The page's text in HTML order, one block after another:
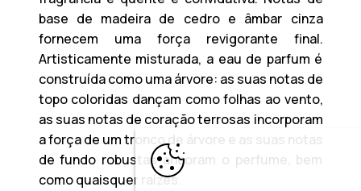
base de madeira de cedro e âmbar cinza
fornecem uma força revigorante final.
Artisticamente misturada, a eau de parfum é
construída como uma árvore: as suas notas de
topo coloridas dançam como folhas ao vento,
as suas notas de coração terrosas incorporam
a força de um tronco de árvore e as suas notas
de fundo robustas ancoram o perfume, bem
como quaisquer raízes.